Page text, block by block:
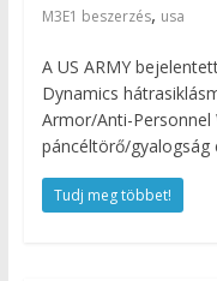
M3E1 beszerzés, usa
A US ARMY
Dynamics
Armor/Anti-Personnel
páncéltörő/gyalogság
Tudj meg többet!